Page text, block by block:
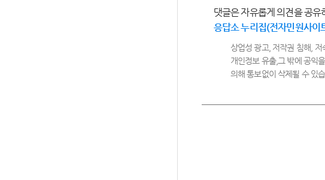
댓글은 자유롭게 의견을 공유
응답소 누리집(전자민원사이
상업성 광고, 저작권 침해,
개인정보 유출,그 밖에 공익
의해 통보없이 삭제될 수 있